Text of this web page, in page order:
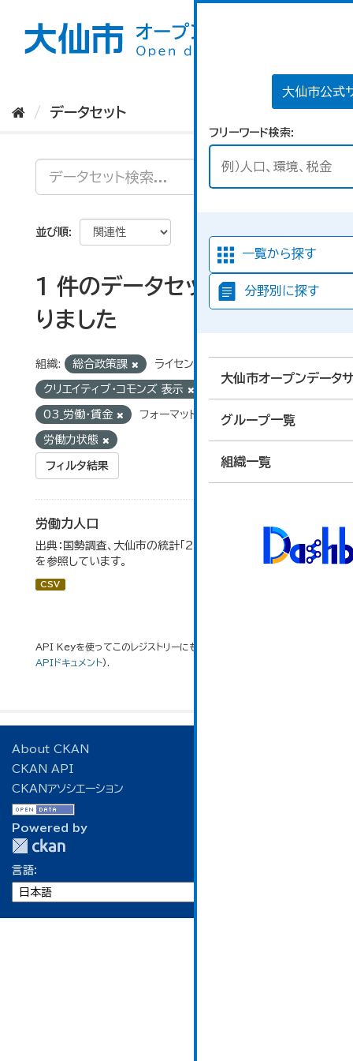
大仙市公式
フリーワード検索
一覧から探す
分野別に探す
大仙市オープンデータ
グループ一覧
組織一覧
データセット
並び順
1 件のデータセットが見つか
りました
組織: 総合政策課 ライセンス:
クリエイティブ・コモンズ 表示
03_労働・賃金 フォーマット: CSV タグ:
労働力状態
フィルタ結果
労働力人口
出典：国勢調査、大仙市の統計「2-6 労働力人口」のデータ
を参照しています。
CSV
API Keyを使ってこのレジストリーにもアクセス可能です
APIドキュメント).
About CKAN
CKAN API
CKANアソシエーション
Powered by
言語